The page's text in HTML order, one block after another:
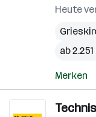
Heute
ab
Merken